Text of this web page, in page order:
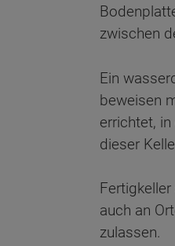
zwischen
Ein
beweisen
errichtet,
dieser
auch an
zulassen.